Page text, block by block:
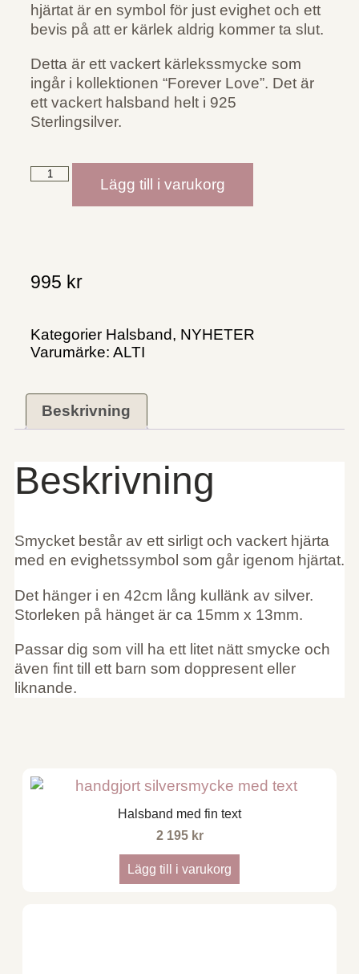
hjärtat är en symbol för just evighet och ett
bevis på att er kärlek aldrig kommer ta slut.
Detta är ett vackert kärlekssmycke som
ingår i kollektionen “Forever Love”. Det är
ett vackert halsband helt i 925
Sterlingsilver.
Lägg till i varukorg
995 kr
Kategorier Halsband, NYHETER
Varumärke: ALTI
Beskrivning
Beskrivning
Smycket består av ett sirligt och vackert hjärta
med en evighetssymbol som går igenom hjärtat.
Det hänger i en 42cm lång kullänk av silver.
Storleken på hänget är ca 15mm x 13mm.
Passar dig som vill ha ett litet nätt smycke och
även fint till ett barn som doppresent eller
liknande.
Halsband med fin text
2 195 kr
Lägg till i varukorg